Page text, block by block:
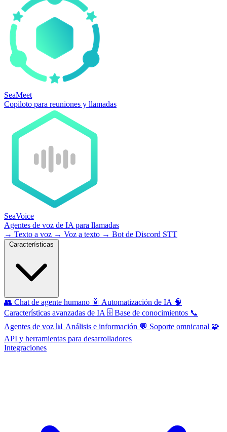
SeaMeet
Copiloto para reuniones y llamadas
SeaVoice
Agentes de voz de IA para llamadas
→ Texto a voz → Voz a texto → Bot de Discord STT
👥 Chat de agente humano 🤖 Automatización de IA 🧠
Características avanzadas de IA 🗄️ Base de conocimientos 📞
Agentes de voz 📊 Análisis e información 💬 Soporte omnicanal 🧩
API y herramientas para desarrolladores
Integraciones